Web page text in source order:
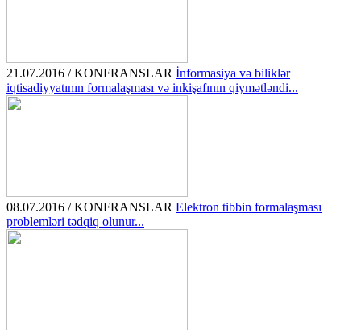
21.07.2016 / KONFRANSLAR İnformasiya və biliklər
iqtisadiyyatının formalaşması və inkişafının qiymətləndi...
08.07.2016 / KONFRANSLAR Elektron tibbin formalaşması
problemləri tədqiq olunur...